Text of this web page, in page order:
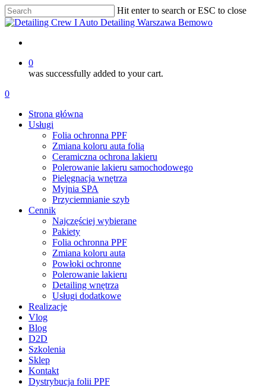
Skip
to
content
Hit enter to search or ESC to close
Close
0
was successfully added to your cart.
Menu
account
0
Strona główna
Usługi
Folia ochronna PPF
Zmiana koloru auta folią
Ceramiczna ochrona lakieru
Polerowanie lakieru samochodowego
Pielęgnacja wnętrza
Myjnia SPA
Przyciemnianie szyb
Cennik
Najczęściej wybierane
Pakiety
Folia ochronna PPF
Zmiana koloru auta
Powłoki ochronne
Polerowanie lakieru
Detailing wnętrza
Usługi dodatkowe
Realizacje
Vlog
Blog
D2D
Szkolenia
Sklep
Kontakt
Dystrybucja folii PPF